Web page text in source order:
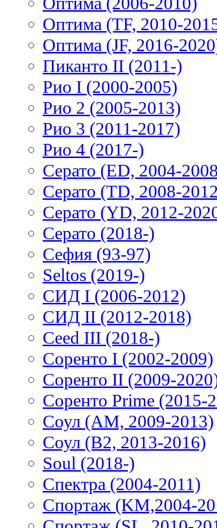
Оптима (TF, 2010-
Оптима (JF, 2016-
Пиканто II (2011-)
Рио I (2000-2005)
Рио 2 (2005-2013)
Рио 3 (2011-2017)
Рио 4 (2017-)
Серато (ED, 2004-
Серато (TD, 2008-
Серато (YD, 2012-
Серато (2018-)
Сефия (93-97)
Seltos (2019-)
СИД I (2006-2012)
СИД II (2012-2018)
Ceed III (2018-)
Соренто I (2002-2009)
Соренто II (2009-
Соренто Prime (2015-
Соул (AM, 2009-2013)
Соул (B2, 2013-2016)
Soul (2018-)
Спектра (2004-2011)
Спортаж (KM,2004-